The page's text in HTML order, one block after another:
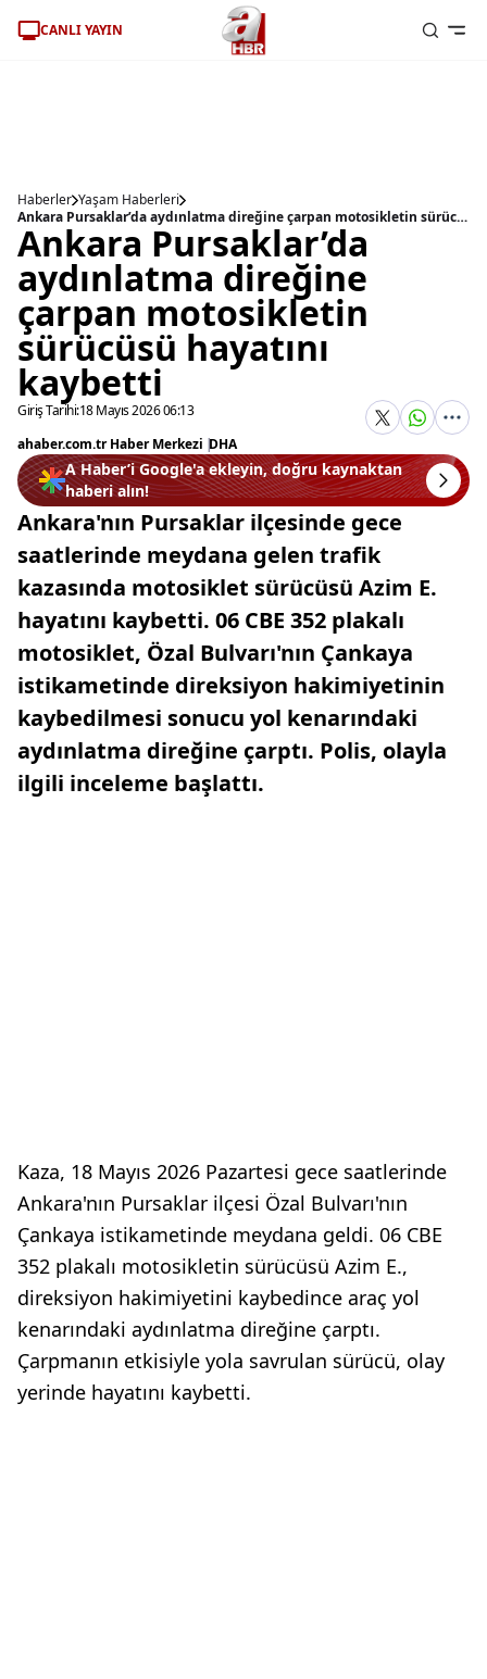
CANLI YAYIN
Haberler Yaşam Haberleri
Ankara Pursaklar’da aydınlatma direğine çarpan motosikletin sürücüsü hayatını kaybetti
Ankara Pursaklar’da
aydınlatma direğine
çarpan motosikletin
sürücüsü hayatını
kaybetti
Giriş Tarihi:18 Mayıs 2026 06:13
ahaber.com.tr Haber Merkezi |DHA
A Haber’i Google'a ekleyin, doğru kaynaktan
haberi alın!
Ankara'nın Pursaklar ilçesinde gece
saatlerinde meydana gelen trafik
kazasında motosiklet sürücüsü Azim E.
hayatını kaybetti. 06 CBE 352 plakalı
motosiklet, Özal Bulvarı'nın Çankaya
istikametinde direksiyon hakimiyetinin
kaybedilmesi sonucu yol kenarındaki
aydınlatma direğine çarptı. Polis, olayla
ilgili inceleme başlattı.
Kaza, 18 Mayıs 2026 Pazartesi gece saatlerinde
Ankara'nın Pursaklar ilçesi Özal Bulvarı'nın
Çankaya istikametinde meydana geldi. 06 CBE
352 plakalı motosikletin sürücüsü Azim E.,
direksiyon hakimiyetini kaybedince araç yol
kenarındaki aydınlatma direğine çarptı.
Çarpmanın etkisiyle yola savrulan sürücü, olay
yerinde hayatını kaybetti.